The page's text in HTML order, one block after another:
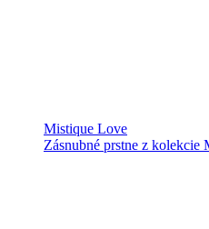
Mistique Love
Zásnubné prstne z kolekcie